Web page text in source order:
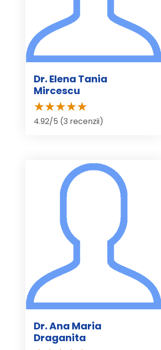
Dr. Elena Tania
Mircescu
4.92/5 (3 recenzii)
Dr. Ana Maria
Draganita